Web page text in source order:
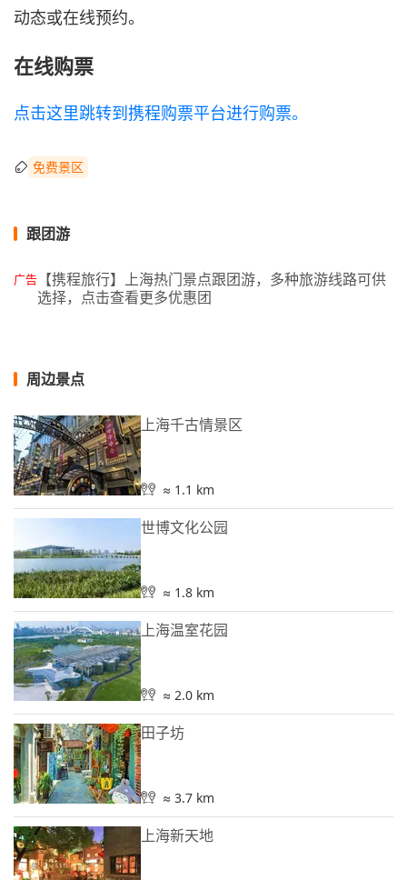
动态或在线预约。
在线购票
点击这里跳转到携程购票平台进行购票。
免费景区
跟团游
广告 【携程旅行】上海热门景点跟团游，多种旅游线路可供
选择，点击查看更多优惠团
周边景点
上海千古情景区
≈ 1.1 km
世博文化公园
≈ 1.8 km
上海温室花园
≈ 2.0 km
田子坊
≈ 3.7 km
上海新天地